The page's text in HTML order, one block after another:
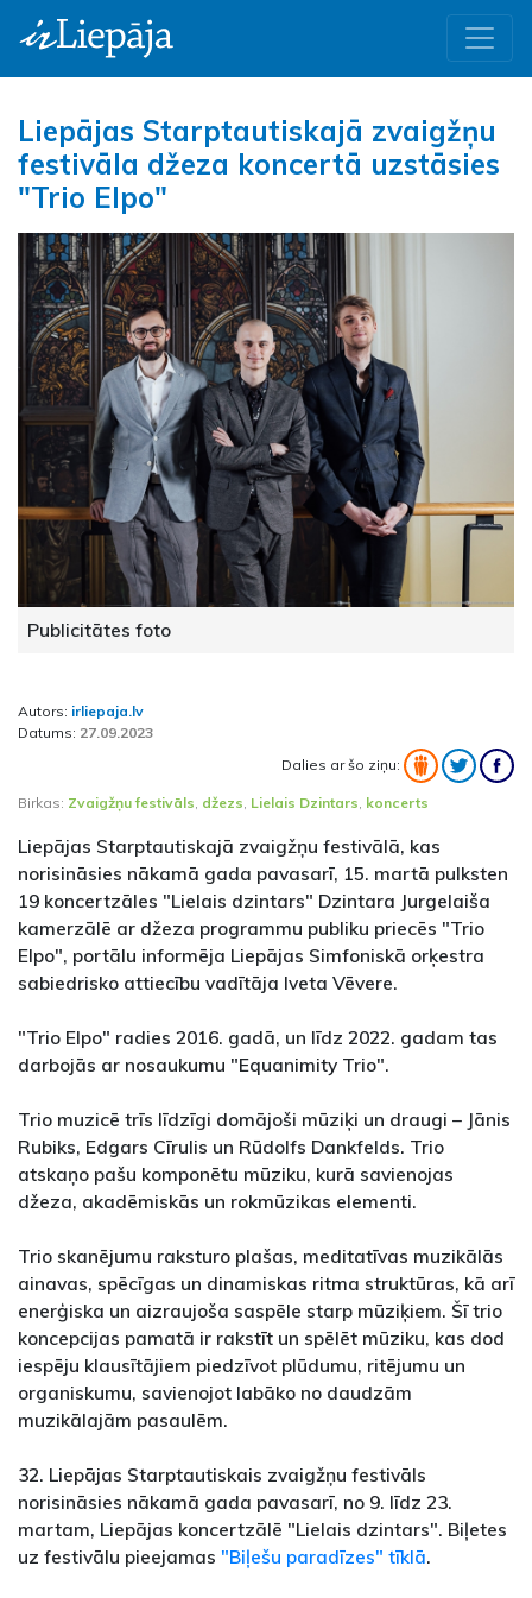
Liepājas Starptautiskajā zvaigžņu
festivāla džeza koncertā uzstāsies
"Trio Elpo"
Publicitātes foto
Autors: irliepaja.lv
Datums: 27.09.2023
Dalies ar šo ziņu:
Birkas: Zvaigžņu festivāls, džezs, Lielais Dzintars, koncerts
Liepājas Starptautiskajā zvaigžņu festivālā, kas
norisināsies nākamā gada pavasarī, 15. martā pulksten
19 koncertzāles "Lielais dzintars" Dzintara Jurgelaiša
kamerzālē ar džeza programmu publiku priecēs "Trio
Elpo", portālu informēja Liepājas Simfoniskā orķestra
sabiedrisko attiecību vadītāja Iveta Vēvere.
"Trio Elpo" radies 2016. gadā, un līdz 2022. gadam tas
darbojās ar nosaukumu "Equanimity Trio".
Trio muzicē trīs līdzīgi domājoši mūziķi un draugi – Jānis
Rubiks, Edgars Cīrulis un Rūdolfs Dankfelds. Trio
atskaņo pašu komponētu mūziku, kurā savienojas
džeza, akadēmiskās un rokmūzikas elementi.
Trio skanējumu raksturo plašas, meditatīvas muzikālās
ainavas, spēcīgas un dinamiskas ritma struktūras, kā arī
enerģiska un aizraujoša saspēle starp mūziķiem. Šī trio
koncepcijas pamatā ir rakstīt un spēlēt mūziku, kas dod
iespēju klausītājiem piedzīvot plūdumu, ritējumu un
organiskumu, savienojot labāko no daudzām
muzikālajām pasaulēm.
32. Liepājas Starptautiskais zvaigžņu festivāls
norisināsies nākamā gada pavasarī, no 9. līdz 23.
martam, Liepājas koncertzālē "Lielais dzintars". Biļetes
uz festivālu pieejamas "Biļešu paradīzes" tīklā.